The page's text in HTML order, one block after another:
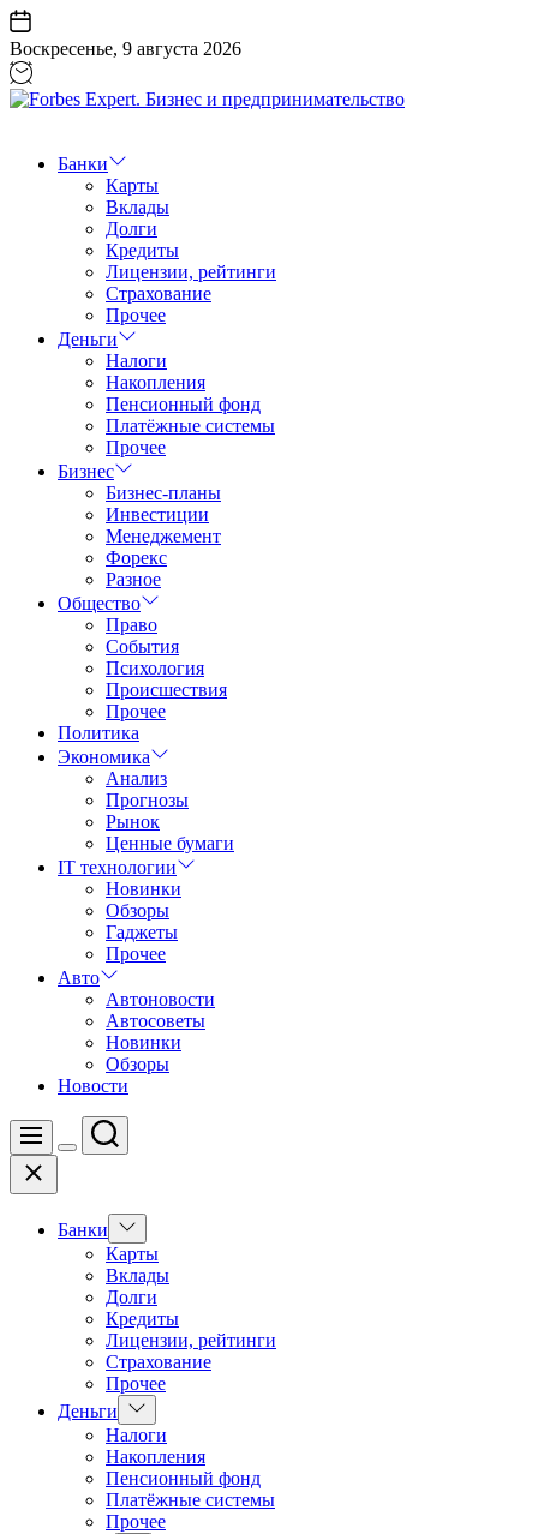
Перейти
к
содержанию
Воскресенье, 9 августа 2026
Бизнес
предпринимательство
Банки
Карты
Вклады
Долги
Кредиты
Лицензии, рейтинги
Страхование
Прочее
Деньги
Налоги
Накопления
Пенсионный фонд
Платёжные системы
Прочее
Бизнес
Бизнес-планы
Инвестиции
Менеджемент
Форекс
Разное
Общество
Право
События
Психология
Происшествия
Прочее
Политика
Экономика
Анализ
Прогнозы
Рынок
Ценные бумаги
IT технологии
Новинки
Обзоры
Гаджеты
Прочее
Авто
Автоновости
Автосоветы
Новинки
Обзоры
Новости
Меню
Цвет
Поиск
Закрыть
Банки
Показать
подменю
Карты
Вклады
Долги
Кредиты
Лицензии, рейтинги
Страхование
Прочее
Деньги
Показать
подменю
Налоги
Накопления
Пенсионный фонд
Платёжные системы
Прочее